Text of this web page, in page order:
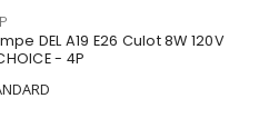
DEL A19 E26 Culot 8W 120V
- 4P